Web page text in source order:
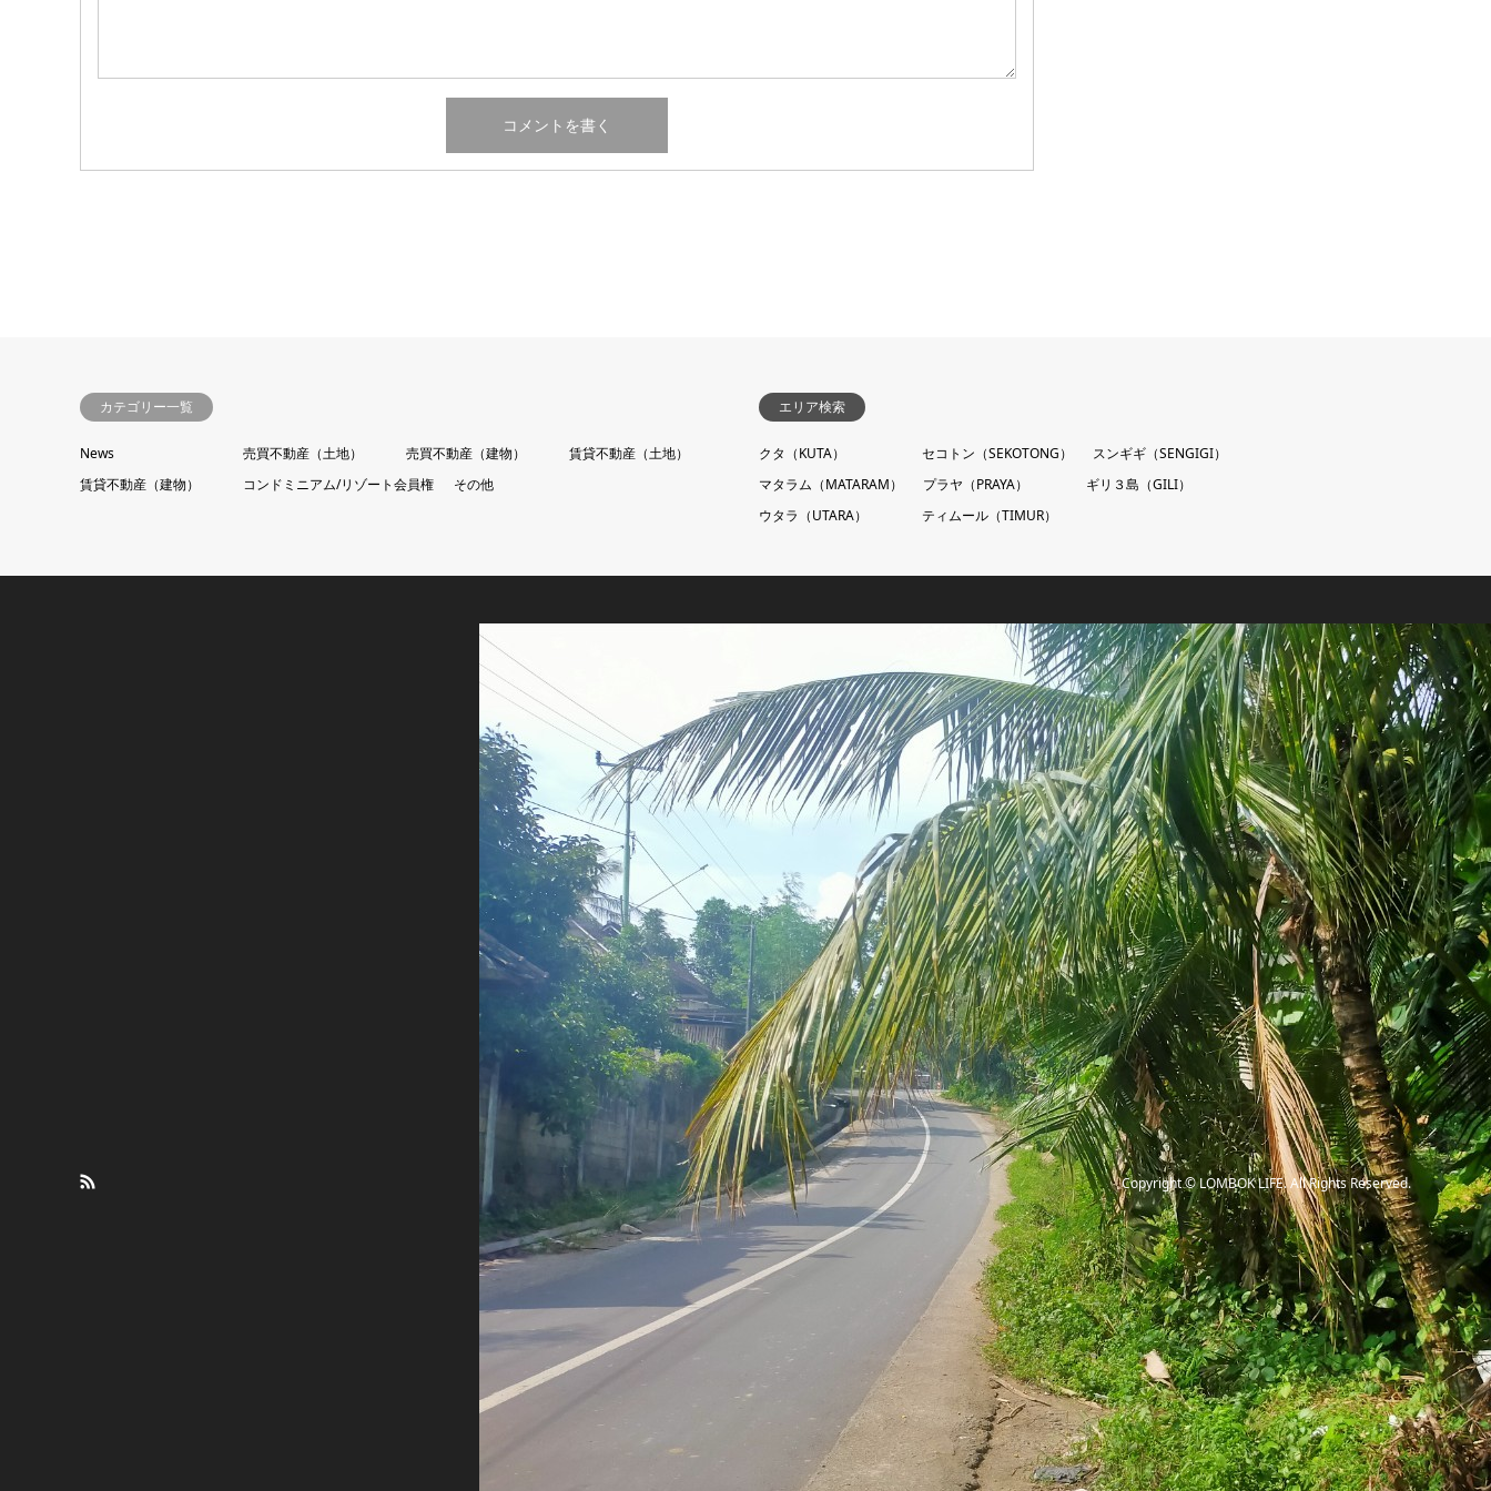
カテゴリー一覧
News 売買不動産（土地） 売買不動産（建物）
賃貸不動産（土地）
賃貸不動産（建物）
コンドミニアム/リゾート会員権 その他
エリア検索
クタ（KUTA） セコトン（SEKOTONG）
スンギギ（SENGIGI）
マタラム（MATARAM）
プラヤ（PRAYA）
ギリ３島（GILI）
ウタラ（UTARA）
ティムール（TIMUR）
Copyright©LOMBOK LIFE. All Rights Reserved.